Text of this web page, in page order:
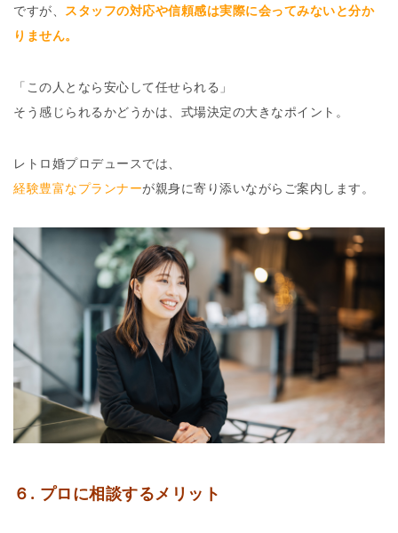
ですが、
スタッフの対応や信頼感は実際に会ってみないと分か
りません。
「この人となら安心して任せられる」
そう感じられるかどうかは、式場決定の大きなポイント。
レトロ婚プロデュースでは、
経験豊富なプランナーが親身に寄り添いながらご案内します。
６. プロに相談するメリット